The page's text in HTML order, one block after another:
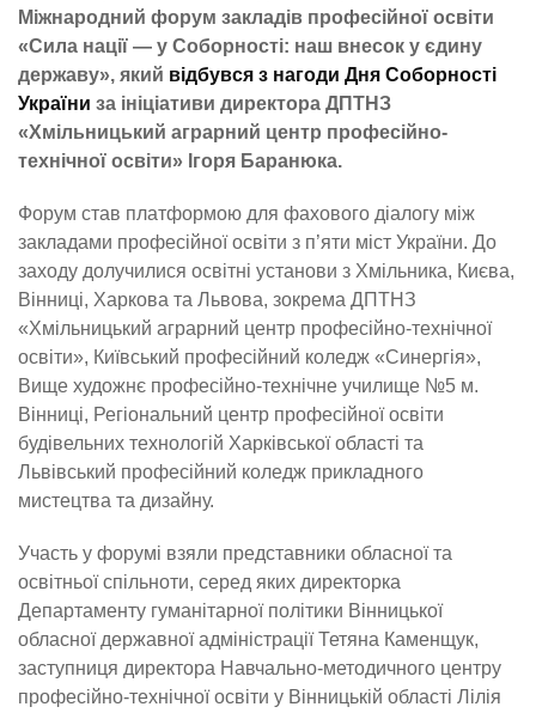
Міжнародний форум закладів професійної освіти
«Сила нації — у Соборності: наш внесок у єдину
державу», який відбувся з нагоди Дня Соборності
України за ініціативи директора ДПТНЗ
«Хмільницький аграрний центр професійно-
технічної освіти» Ігоря Баранюка.
Форум став платформою для фахового діалогу між
закладами професійної освіти з п’яти міст України. До
заходу долучилися освітні установи з Хмільника, Києва,
Вінниці, Харкова та Львова, зокрема ДПТНЗ
«Хмільницький аграрний центр професійно-технічної
освіти», Київський професійний коледж «Синергія»,
Вище художнє професійно-технічне училище №5 м.
Вінниці, Регіональний центр професійної освіти
будівельних технологій Харківської області та
Львівський професійний коледж прикладного
мистецтва та дизайну.
Участь у форумі взяли представники обласної та
освітньої спільноти, серед яких директорка
Департаменту гуманітарної політики Вінницької
обласної державної адміністрації Тетяна Каменщук,
заступниця директора Навчально-методичного центру
професійно-технічної освіти у Вінницькій області Лілія